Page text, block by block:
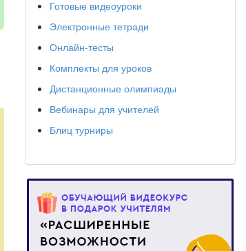
Готовые видеоуроки
Электронные тетради
Онлайн-тесты
Комплекты для уроков
Дистанционные олимпиады
Вебинары для учителей
Блиц турниры